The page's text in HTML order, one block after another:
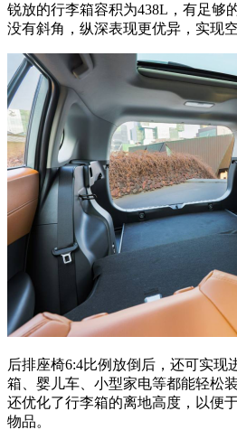
锐放的行李箱容积为438L，有足够
没有斜角，纵深表现更优异，实现
后排座椅6:4比例放倒后，还可实现
箱、婴儿车、小型家电等都能轻松
还优化了行李箱的离地高度，以便
物品。